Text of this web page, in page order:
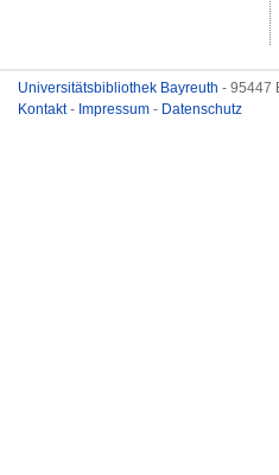
Universitätsbibliothek Bayreuth - 95447
Kontakt- Impressum - Datenschutz